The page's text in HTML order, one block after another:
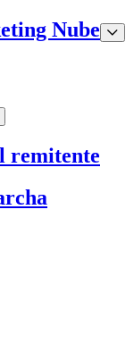
Nube
remitente